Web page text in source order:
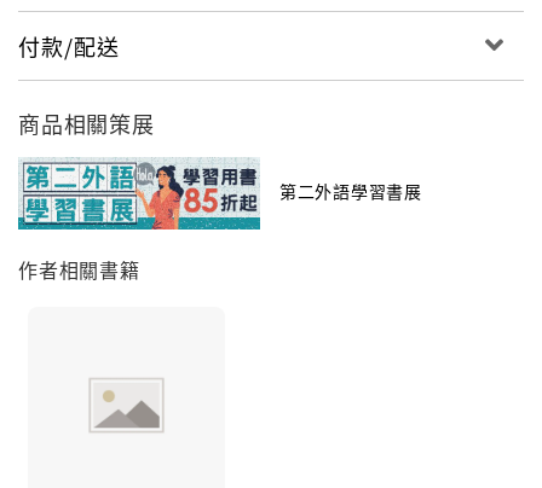
付款/配送
商品相關策展
第二外語學習書展
作者相關書籍